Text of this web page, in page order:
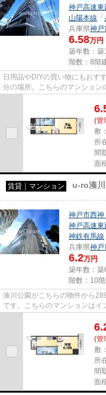
神戸高速東
山陽本線 「
兵庫県神戸
6.58万円
築年数：築
階数：8階
日用品やDIYの買い物にもおす
分の場所。こちらのマンション
(管
敷
所
間
面
賃貸｜マンション u-ro湊
神戸市西神
神戸高速東
神鉄有馬線
兵庫県神戸
6.2万円
築年数：築
階数：10
湊川公園がこちらの物件から
です。こちらのマンションは
(管
敷
所
間
面